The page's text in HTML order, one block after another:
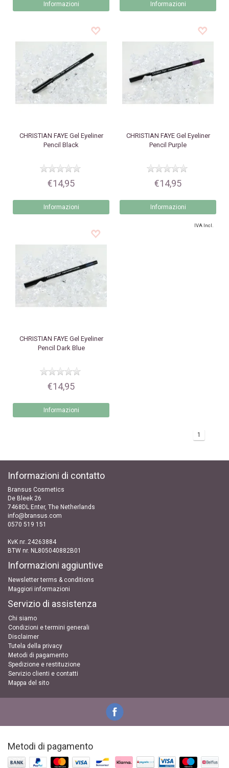
Informazioni Informazioni
CHRISTIAN FAYEGel Eyeliner
Pencil Black
€14,95
Informazioni
CHRISTIAN FAYEGel Eyeliner
Pencil Purple
€14,95
Informazioni
CHRISTIAN FAYEGel Eyeliner
Pencil Dark Blue
€14,95
Informazioni
IVA Incl.
1
Informazioni di contatto
Bransus Cosmetics
De Bleek 26
7468DL Enter, The Netherlands
info@bransus.com
0570 519 151
KvK nr..24263884
BTW nr. NL805040882B01
Informazioni aggiuntive
Newsletter terms & conditions
Maggiori informazioni
Servizio di assistenza
Chi siamo
Condizioni e termini generali
Disclaimer
Tutela della privacy
Metodi di pagamento
Spedizione e restituzione
Servizio clienti e contatti
Mappa del sito
Metodi di pagamento